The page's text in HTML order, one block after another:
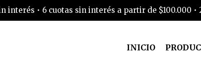
interés • 6 cuotas sin interés a partir de $100.000
INICIO